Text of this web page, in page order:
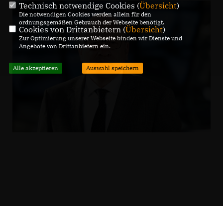
Technisch notwendige Cookies (Übersicht)
Die notwendigen Cookies werden allein für den
ordnungsgemäßen Gebrauch der Webseite benötigt.
Cookies von Drittanbietern (Übersicht)
Zur Optimierung unserer Webseite binden wir Dienste und
Angebote von Drittanbietern ein.
Alle akzeptieren Auswahl speichern